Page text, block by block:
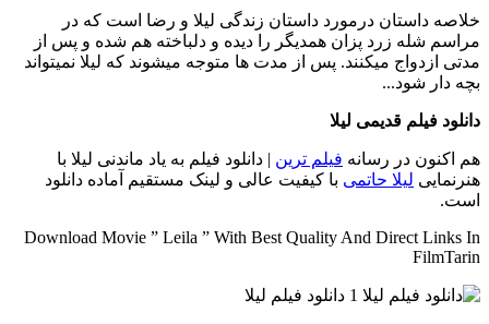
خلاصه داستان درمورد داستان زندگی لیلا و رضا است که در
مراسم شله زرد پزان همدیگر را دیده و دلباخته هم شده و پس از
مدتی ازدواج میکنند. پس از مدت ها متوجه میشوند که لیلا نمیتواند
بچه دار شود...
دانلود فیلم قدیمی لیلا
هم اکنون در رسانه فیلم ترین | دانلود فیلم به یاد ماندنی لیلا با
هنرنمایی لیلا حاتمی با کیفیت عالی و لینک مستقیم آماده دانلود
است.
Download Movie ” Leila ” With Best Quality And Direct Links In
FilmTarin